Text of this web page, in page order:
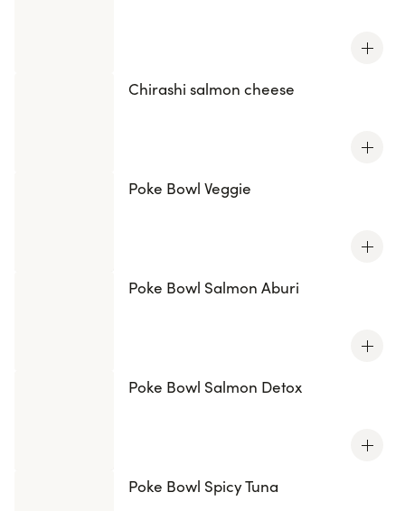
Chirashi salmon cheese
Poke Bowl Veggie
Poke Bowl Salmon Aburi
Poke Bowl Salmon Detox
Poke Bowl Spicy Tuna